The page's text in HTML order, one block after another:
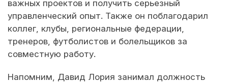
важных проектов и получить серьезный
управленческий опыт. Также он поблагодарил
коллег, клубы, региональные федерации,
тренеров, футболистов и болельщиков за
совместную работу.
Напомним, Давид Лория занимал должность